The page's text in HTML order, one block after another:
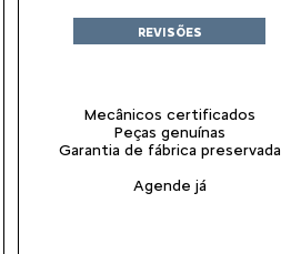
REVISÕES
Mecânicos certificados
Peças genuínas
Garantia de fábrica preservada
Agende já